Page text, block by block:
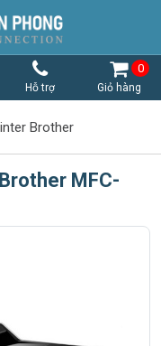
Hỗ trợ Giỏ hàng
0
Brother
MFC-